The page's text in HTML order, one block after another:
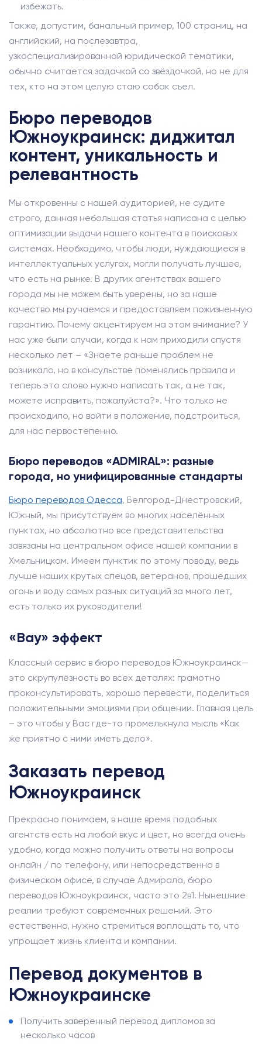
избежать.
Также, допустим, банальный пример, 100 страниц, на
английский, на послезавтра,
узкоспециализированной юридической тематики,
обычно считается задачкой со звёздочкой, но не для
тех, кто на этом целую стаю собак съел.
Бюро переводов
Южноукраинск: диджитал
контент, уникальность и
релевантность
Мы откровенны с нашей аудиторией, не судите
строго, данная небольшая статья написана с целью
оптимизации выдачи нашего контента в поисковых
системах. Необходимо, чтобы люди, нуждающиеся в
интеллектуальных услугах, могли получать лучшее,
что есть на рынке. В других агентствах вашего
города мы не можем быть уверены, но за наше
качество мы ручаемся и предоставляем пожизненную
гарантию. Почему акцентируем на этом внимание? У
нас уже были случаи, когда к нам приходили спустя
несколько лет – «Знаете раньше проблем не
возникало, но в консульстве поменялись правила и
теперь это слово нужно написать так, а не так,
можете исправить, пожалуйста?». Что только не
происходило, но войти в положение, подстроиться,
для нас первостепенно.
Бюро переводов «ADMIRAL»: разные
города, но унифицированные стандарты
Бюро переводов Одесса, Белгород-Днестровский,
Южный, мы присутствуем во многих населённых
пунктах, но абсолютно все представительства
завязаны на центральном офисе нашей компании в
Хмельницком. Имеем пунктик по этому поводу, ведь
лучше наших крутых спецов, ветеранов, прошедших
огонь и воду самых разных ситуаций за много лет,
есть только их руководители!
«Вау» эффект
Классный сервис в бюро переводов Южноукраинск—
это скрупулёзность во всех деталях: грамотно
проконсультировать, хорошо перевести, поделиться
положительными эмоциями при общении. Главная цель
– это чтобы у Вас где-то промелькнула мысль «Как
же приятно с ними иметь дело».
Заказать перевод
Южноукраинск
Прекрасно понимаем, в наше время подобных
агентств есть на любой вкус и цвет, но всегда очень
удобно, когда можно получить ответы на вопросы
онлайн / по телефону, или непосредственно в
физическом офисе, в случае Адмирала, бюро
переводов Южноукраинск, часто это 2в1. Нынешние
реалии требуют современных решений. Это
естественно, нужно стремиться воплощать то, что
упрощает жизнь клиента и компании.
Перевод документов в
Южноукраинске
Получить заверенный перевод дипломов за
несколько часов